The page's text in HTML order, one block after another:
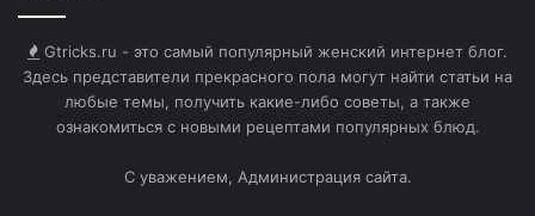
HTML-код для вставки на сайт и блог:
BB-код для вставки на форум:
Gtricks.ru - это самый популярный женский интернет блог.
Здесь представители прекрасного пола могут найти статьи на
любые темы, получить какие-либо советы, а также
ознакомиться с новыми рецептами популярных блюд.
С уважением, Администрация сайта.